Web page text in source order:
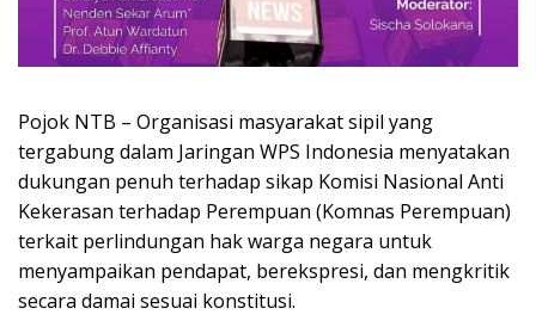
Pojok NTB – Organisasi masyarakat sipil yang
tergabung dalam Jaringan WPS Indonesia menyatakan
dukungan penuh terhadap sikap Komisi Nasional Anti
Kekerasan terhadap Perempuan (Komnas Perempuan)
terkait perlindungan hak warga negara untuk
menyampaikan pendapat, berekspresi, dan mengkritik
secara damai sesuai konstitusi.